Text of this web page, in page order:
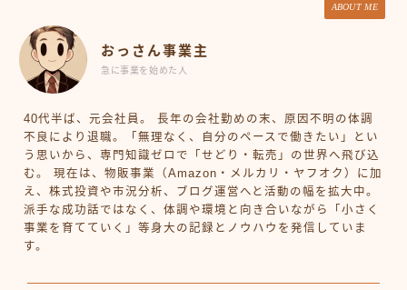
ABOUT ME
おっさん事業主
急に事業を始めた人
40代半ば、元会社員。 長年の会社勤めの末、原因不明の体調
不良により退職。「無理なく、自分のペースで働きたい」とい
う思いから、専門知識ゼロで「せどり・転売」の世界へ飛び込
む。 現在は、物販事業（Amazon・メルカリ・ヤフオク）に加
え、株式投資や市況分析、ブログ運営へと活動の幅を拡大中。
派手な成功話ではなく、体調や環境と向き合いながら「小さく
事業を育てていく」等身大の記録とノウハウを発信していま
す。